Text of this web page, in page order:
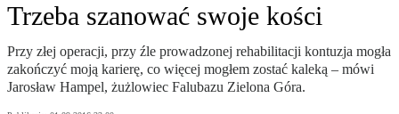
Trzeba szanować swoje kości
Przy złej operacji, przy źle prowadzonej rehabilitacji kontuzja mogła
zakończyć moją karierę, co więcej mogłem zostać kaleką – mówi
Jarosław Hampel, żużlowiec Falubazu Zielona Góra.